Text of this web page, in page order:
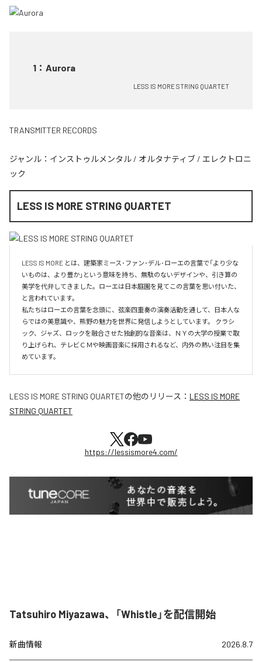
1 ： Aurora
LESS IS MORE STRING QUARTET
TRANSMITTER RECORDS
ジャンル： インストゥルメンタル / オルタナティブ / エレクトロニ
ック
LESS IS MORE STRING QUARTET
LESS IS MORE とは、建築家ミース･ファン･デル･ローエの言葉で「より少な
いものは、より豊か」という意味を持ち、無駄のないデザインや、引き算の
美学を代弁してきました。ローエは日本庭園を見てこの言葉を思い付いた、
と言われています。
私たちはローエの言葉を念頭に、弦楽四重奏の演奏活動を通して、日本人な
らではの美意識や、熊野の魅力を世界に発信しようとしています。 クラシ
ック、ジャズ、ロックを融合させた独創的な音楽は、ＮＹの大学の授業で取
り上げられ、テレビＣＭや映画音楽に採用されるなど、内外の熱い注目を集
めています。
LESS IS MORE STRING QUARTETの他のリリース： LESS IS MORE
STRING QUARTET
https://lessismore4.com/
Tatsuhiro Miyazawa、「Whistle」を配信開始
新曲情報 2026.8.7